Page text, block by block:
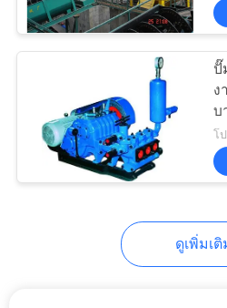
อุปกรณ์ผนัง
ส
ต
ปั๊
ง
บ
โ
ดูเพิ่มเติ